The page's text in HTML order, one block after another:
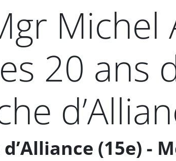
Michel
20 ans
(15e) -